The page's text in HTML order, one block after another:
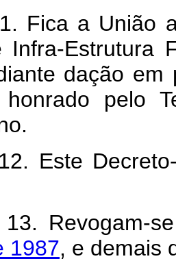
a União
Infra-Estrutura
dação
pelo
Decreto-
13. Revogam-
1987, e demais